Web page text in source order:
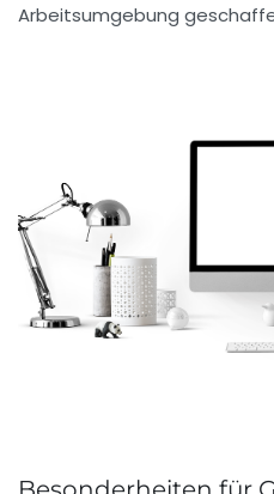
Arbeitsumgebung